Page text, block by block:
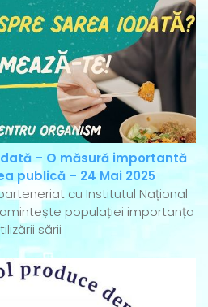
– O măsură importantă
publică – 24 Mai 2025
cu Institutul Național
populației importanța
sării